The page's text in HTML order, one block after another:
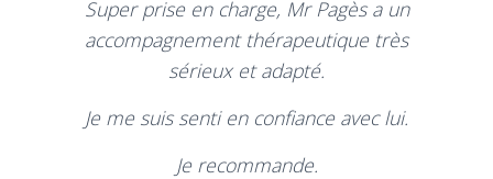
Super prise en charge, Mr Pagès a un
accompagnement thérapeutique très
sérieux et adapté.
Je me suis senti en confiance avec lui.
Je recommande.